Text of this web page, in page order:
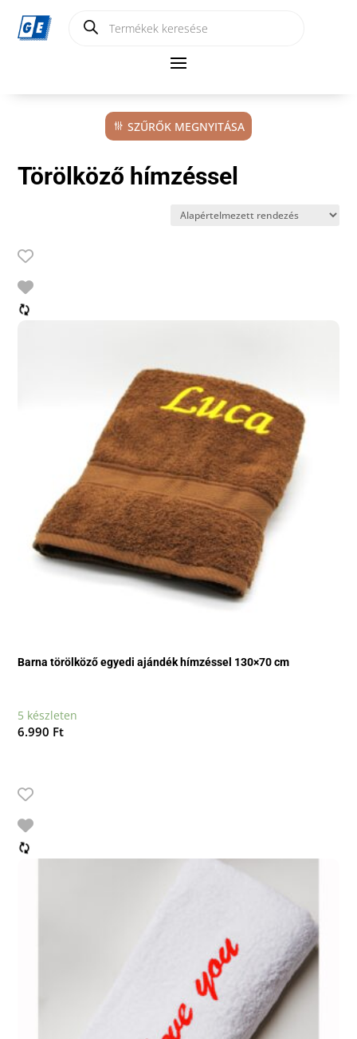
search
SZŰRŐK MEGNYITÁSA
Törölköző hímzéssel
Barna törölköző egyedi ajándék hímzéssel 130×70 cm
5 készleten
6.990 Ft